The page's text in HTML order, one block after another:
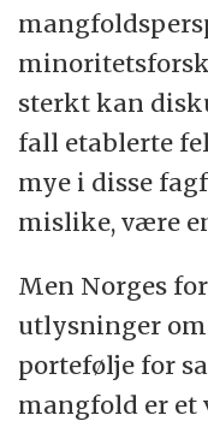
sterkt kan
fall etablerte
mye i disse
mislike, være
Men Norges
utlysninger
portefølje for
mangfold er et